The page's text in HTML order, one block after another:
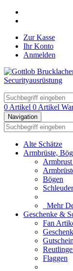
Zur Kasse
Ihr Konto
Anmelden
0 Artikel 0 Artikel
Navigation
Alte Schätze
Armbrüste,
Bögen
Mehr
Geschenke &
Fan
Gutschein
Flaggen